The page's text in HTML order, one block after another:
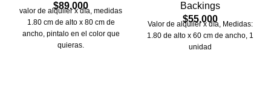
$89.000
valor de alquiler x día, medidas
1.80 cm de alto x 80 cm de
ancho, pintalo en el color que
quieras.
Backings
$55.000
Valor de alquiler x día, Medidas:
1.80 de alto x 60 cm de ancho, 1
unidad